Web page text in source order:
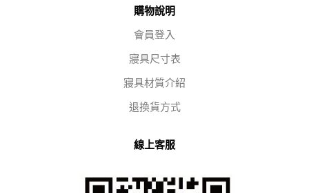
購物說明
會員登入
寢具尺寸表
寢具材質介紹
退換貨方式
線上客服